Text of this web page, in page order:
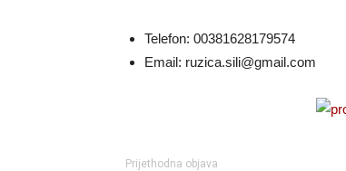
Telefon: 00381628179574
Email: ruzica.sili@gmail.com
Prijethodna objava